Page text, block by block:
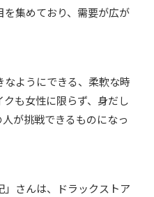
集めており、需要が広が
ようにできる、柔軟な時
も女性に限らず、身だし
が挑戦できるものになっ
さんは、ドラックストア